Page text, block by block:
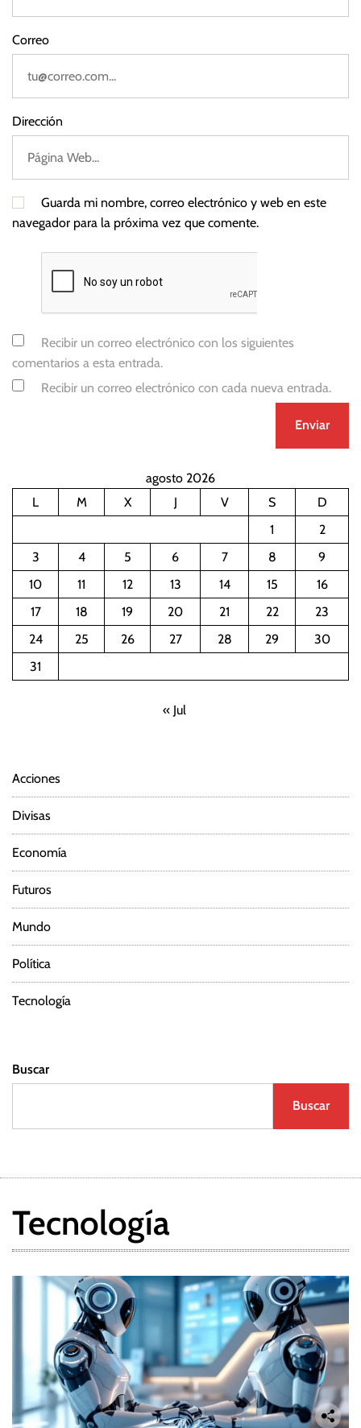
e
r
e
Correo
Dirección
Guarda mi nombre, correo electrónico y web en este
navegador para la próxima vez que comente.
Recibir un correo electrónico con los siguientes
comentarios a esta entrada.
Recibir un correo electrónico con cada nueva entrada.
agosto 2026
L
M X J V S
D
1
2
3
4 5 6 7 8
9
10
11 12 13 14 15
16
17
18 19 20 21 22
23
24
25 26 27 28 29
30
31
« Jul
Acciones
Divisas
Economía
Futuros
Mundo
Política
Tecnología
Buscar
Buscar
Tecnología